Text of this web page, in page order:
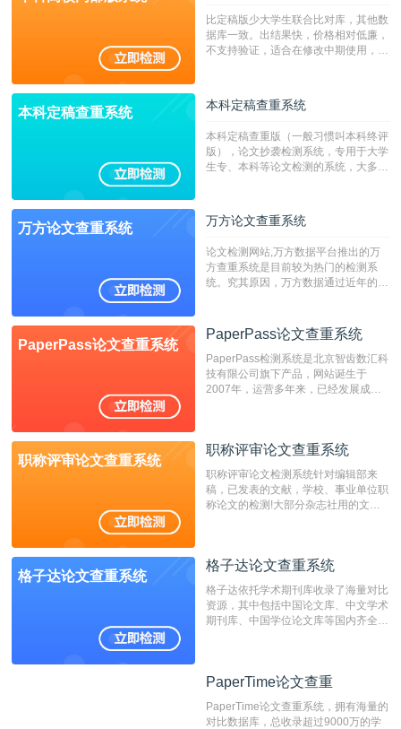
比定稿版少大学生联合比对库，其他数
据库一致。出结果快，价格相对低廉，
不支持验证，适合在修改中期使用，定
本科定稿查重系统 本科定稿查重系统
本科定稿查重版（一般习惯叫本科终评
版），论文抄袭检测系统，专用于大学
生专、本科等论文检测的系统，大多数
万方论文查重系统 万方论文查重系统
论文检测网站,万方数据平台推出的万
方查重系统是目前较为热门的检测系
统。究其原因，万方数据通过近年的发
检测系统，其真实性和权威性无可厚
非。其次，相对于知网而言，万方检测
费用少，上手容易，是学生初次论文查
重的推荐系统。
PaperPass论文查重系统
PaperPass论文查重系统
PaperPass检测系统是北京智齿数汇科
技有限公司旗下产品，网站诞生于
2007年，运营多年来，已经发展成为
检测速度快、精度高，市场反映良好。
职称评审论文查重系统
职称评审论文查重系统
职称评审论文检测系统针对编辑部来
稿，已发表的文献，学校、事业单位职
称论文的检测!大部分杂志社用的文献
编辑部检测来稿和已发表的文献,检测
测时注意填写第一作者,才能排除已发
表文献复制比。（限制字符数1万）
格子达论文查重系统
格子达论文查重系统
格子达依托学术期刊库收录了海量对比
资源，其中包括中国论文库、中文学术
期刊库、中国学位论文库等国内齐全的
系统，可检测中文、英文两种语言的论
PaperTime论文查重
PaperTime论文查重系统，拥有海量的
对比数据库，总收录超过9000万的学